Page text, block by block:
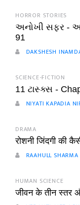
HORROR STORIES
અનોખી સફર -
91
DAKSHESH
SCIENCE-FICTION
11 ટાસ્ક્સ -
NIYATI KAPADIA
DRAMA
रोशनी जिंदगी की
RAAHULL SHARMA
HUMAN SCIENCE
जीवन के तीन स्तर